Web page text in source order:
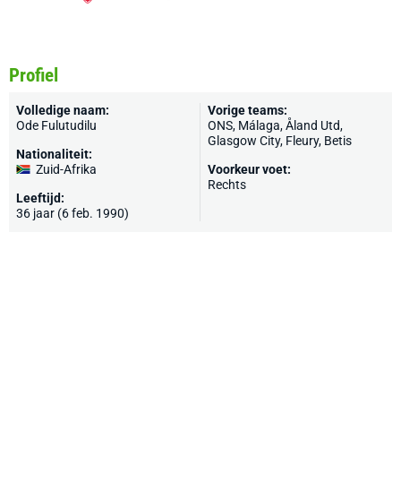
Profiel
Volledige naam:
Ode Fulutudilu
Nationaliteit:
Zuid-Afrika
Leeftijd:
36 jaar (6 feb. 1990)
Vorige teams:
ONS, Málaga, Åland Utd,
Glasgow City, Fleury, Betis
Voorkeur voet:
Rechts